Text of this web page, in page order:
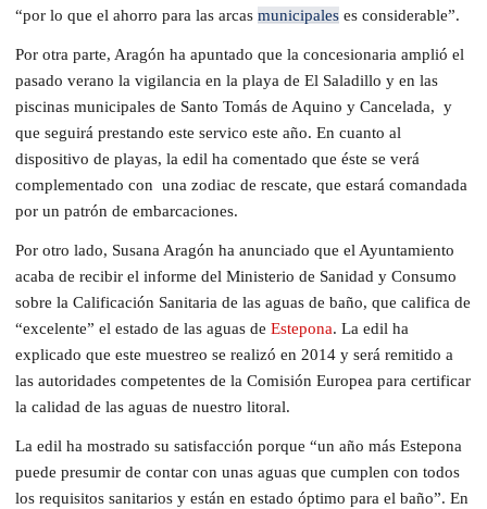
“por lo que el ahorro para las arcas municipales es considerable”.
Por otra parte, Aragón ha apuntado que la concesionaria amplió el
pasado verano la vigilancia en la playa de El Saladillo y en las
piscinas municipales de Santo Tomás de Aquino y Cancelada, y
que seguirá prestando este servico este año. En cuanto al
dispositivo de playas, la edil ha comentado que éste se verá
complementado con una zodiac de rescate, que estará comandada
por un patrón de embarcaciones.
Por otro lado, Susana Aragón ha anunciado que el Ayuntamiento
acaba de recibir el informe del Ministerio de Sanidad y Consumo
sobre la Calificación Sanitaria de las aguas de baño, que califica de
“excelente” el estado de las aguas de Estepona. La edil ha
explicado que este muestreo se realizó en 2014 y será remitido a
las autoridades competentes de la Comisión Europea para certificar
la calidad de las aguas de nuestro litoral.
La edil ha mostrado su satisfacción porque “un año más Estepona
puede presumir de contar con unas aguas que cumplen con todos
los requisitos sanitarios y están en estado óptimo para el baño”. En